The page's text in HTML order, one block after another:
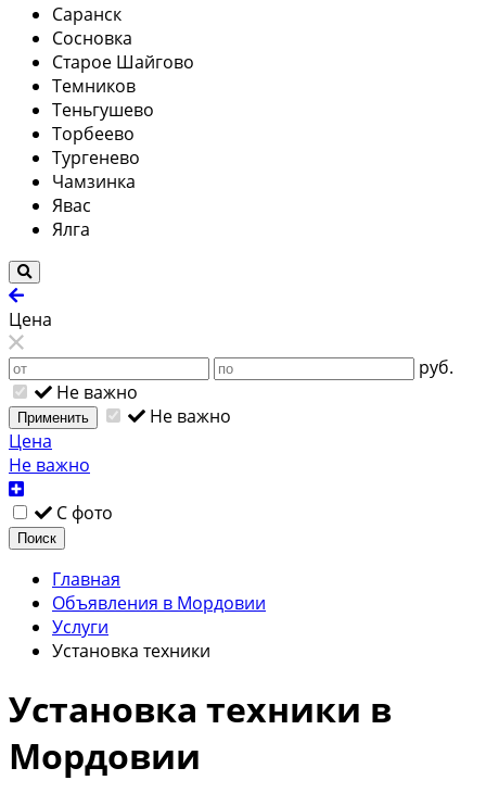
Саранск
Сосновка
Старое Шайгово
Темников
Теньгушево
Торбеево
Тургенево
Чамзинка
Явас
Ялга
Цена
руб.
Не важно
Применить
Не важно
Цена
Не важно
С фото
Поиск
Главная
Объявления в Мордовии
Услуги
Установка техники
Установка техники в
Мордовии